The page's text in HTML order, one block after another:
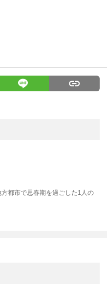
都市で思春期を過ごした1人の